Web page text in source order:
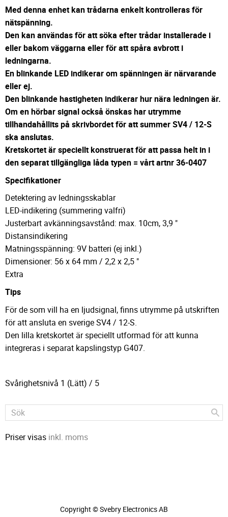
Med denna enhet kan trådarna enkelt kontrolleras för
nätspänning.
Den kan användas för att söka efter trådar installerade i
eller bakom väggarna eller för att spåra avbrott i
ledningarna.
En blinkande LED indikerar om spänningen är närvarande
eller ej.
Den blinkande hastigheten indikerar hur nära ledningen är.
Om en hörbar signal också önskas har utrymme
tillhandahållits på skrivbordet för att summer SV4 / 12-S
ska anslutas.
Kretskortet är speciellt konstruerat för att passa helt in i
den separat tillgängliga låda typen = vårt artnr 36-0407
Specifikationer
Detektering av ledningsskablar
LED-indikering (summering valfri)
Justerbart avkänningsavstånd: max. 10cm, 3,9 "
Distansindikering
Matningsspänning: 9V batteri (ej inkl.)
Dimensioner: 56 x 64 mm / 2,2 x 2,5 "
Extra
Tips
För de som vill ha en ljudsignal, finns utrymme på utskriften
för att ansluta en sverige SV4 / 12-S.
Den lilla kretskortet är speciellt utformad för att kunna
integreras i separat kapslingstyp G407.
Svårighetsnivå 1 (Lätt) / 5
Priser visas inkl. moms
Copyright © Svebry Electronics AB